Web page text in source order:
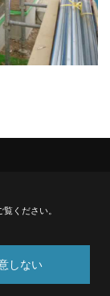
覧ください。
しない